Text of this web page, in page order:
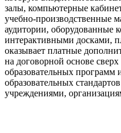
залы, компьютерные
учебно-производственные
аудитории, оборудованные
интерактивными досками,
оказывает платные
на договорной основе
образовательных программ
образовательных
учреждениями,